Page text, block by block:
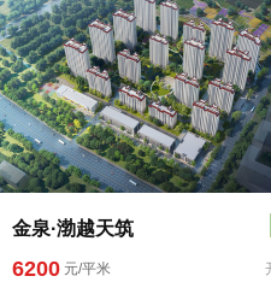
金泉·渤越天筑
6200 元/平米